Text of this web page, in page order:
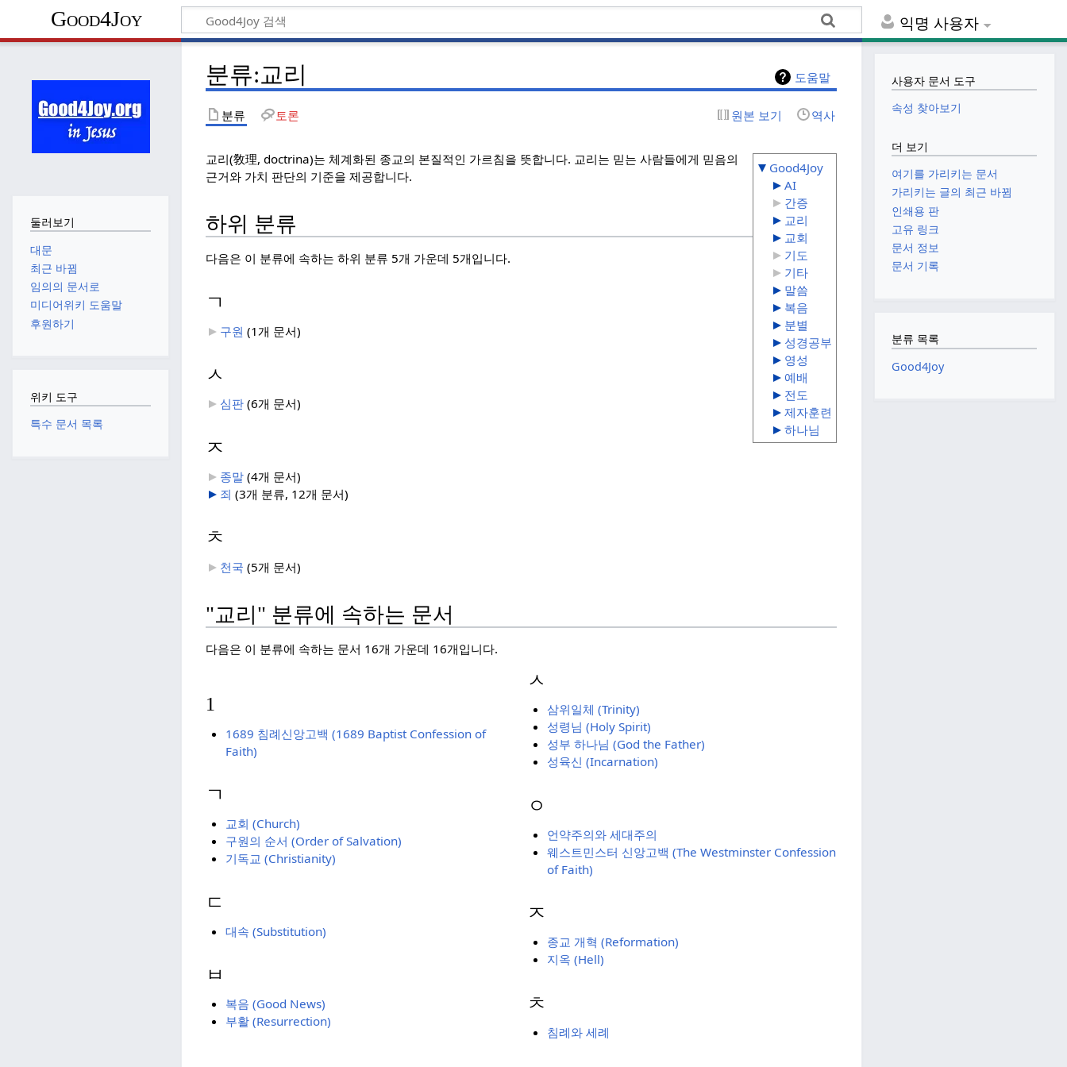
익명 사용자
Good4Joy
도움말
분류:교리
분류 토론 원본 보기 역사
Good4Joy
AI
간증
교리
교회
기도
기타
말씀
복음
분별
성경공부
영성
예배
전도
제자훈련
하나님
교리(敎理, doctrina)는 체계화된 종교의 본질적인 가르침을 뜻합니다. 교리는 믿는 사람들에게 믿음의
근거와 가치 판단의 기준을 제공합니다.
하위 분류
다음은 이 분류에 속하는 하위 분류 5개 가운데 5개입니다.
ㄱ
구원 ‎(1개 문서)
ㅅ
심판 ‎(6개 문서)
ㅈ
종말 ‎(4개 문서)
죄 ‎(3개 분류, 12개 문서)
ㅊ
천국 ‎(5개 문서)
"교리" 분류에 속하는 문서
다음은 이 분류에 속하는 문서 16개 가운데 16개입니다.
1
1689 침례신앙고백 (1689 Baptist Confession of
Faith)
ㄱ
교회 (Church)
구원의 순서 (Order of Salvation)
기독교 (Christianity)
ㄷ
대속 (Substitution)
ㅂ
복음 (Good News)
부활 (Resurrection)
ㅅ
삼위일체 (Trinity)
성령님 (Holy Spirit)
성부 하나님 (God the Father)
성육신 (Incarnation)
ㅇ
언약주의와 세대주의
웨스트민스터 신앙고백 (The Westminster Confession
of Faith)
ㅈ
종교 개혁 (Reformation)
지옥 (Hell)
ㅊ
침례와 세례
둘러보기
대문
최근 바뀜
임의의 문서로
미디어위키 도움말
후원하기
위키 도구
특수 문서 목록
사용자 문서 도구
속성 찾아보기
더 보기
여기를 가리키는 문서
가리키는 글의 최근 바뀜
인쇄용 판
고유 링크
문서 정보
문서 기록
분류 목록
Good4Joy